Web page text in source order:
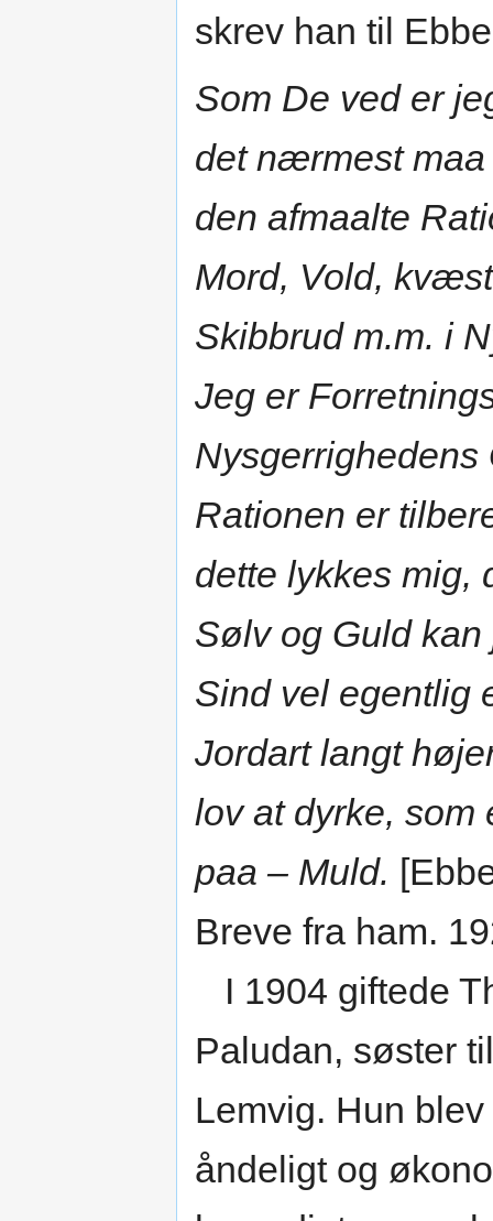
skrev han til
Som De ved er
det nærmest
den afmaalte
Mord, Vold,
Skibbrud m.m. i
Jeg er
Nysgerrighedens
Rationen er
dette lykkes mig,
Sølv og Guld
Sind vel egentlig
Jordart langt
lov at dyrke, som
paa – Muld.
Breve fra ham.
I 1904 giftede
Paludan, søster
Lemvig. Hun
åndeligt og